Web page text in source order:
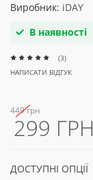
Виробник: iDAY
В наявності
(3)
НАПИСАТИ ВІДГУК
449 грн
299 ГРН
ДОСТУПНІ ОПЦІЇ